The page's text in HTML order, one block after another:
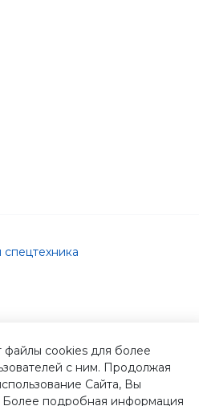
файлы cookies для более
с ним. Продолжая
Сайта, Вы
Более подробная информация